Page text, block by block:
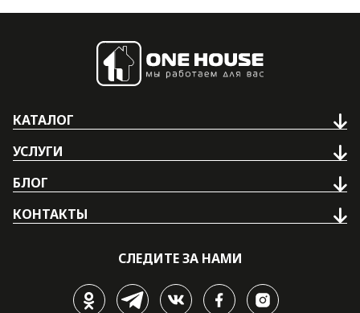
КАТАЛОГ
УСЛУГИ
БЛОГ
КОНТАКТЫ
СЛЕДИТЕ ЗА НАМИ